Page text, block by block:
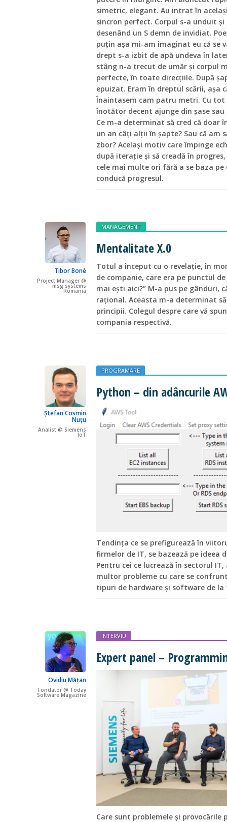
simetric, elegant. Au intrat în
sincron perfect. Corpul s-a unduit
desenând un S demn de invidiat.
puțin așa mi-am imaginat eu că se
drept s-a izbit de apă undeva în
stâng n-a trecut de umăr și corpul
perfecte, în toate direcțiile. După
epuizat. Eram în dreptul scării, așa
Înaintasem cam patru metri. Cu tot
înotător decent ajunge din șase
Ce m-a determinat să cred că doar
un an câți alții în șapte? Sau că am
zbor? Același motiv care împinge
după iterație și să creadă în
cele mai multe ori fără a se baza
conducă progresul.
Tibor Boné
Project Manager @
msg systems
Romania
MANAGEMENT
Mentalitate X.0
Totul a început cu o revelație, în
de companie, care era pe punctul
mai ești aici?” M-a pus pe gânduri,
rațional. Aceasta m-a determinat
principii. Colegul despre care vă
compania respectivă.
Ștefan Cosmin
Nuțu
Analist @ Siemens
IoT
PROGRAMARE
Python – din adâncurile
Tendința ce se prefigurează în
firmelor de IT, se bazează pe ideea
Pentru cei ce lucrează în sectorul
multor probleme cu care se
tipuri de hardware și software de
Ovidiu Mățan
Fondator @ Today
Software Magazine
INTERVIU
Expert panel –
Care sunt problemele și provocările